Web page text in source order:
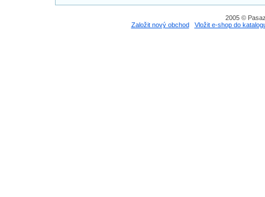
2005 ©
Založit nový obchod
Vložit e-shop do